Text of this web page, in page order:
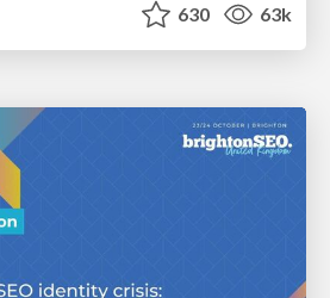
630 63k